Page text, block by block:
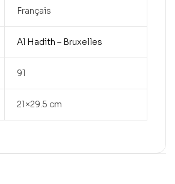
Français
Al Hadith – Bruxelles
91
21×29.5 cm